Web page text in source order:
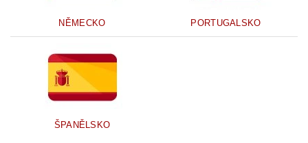
NĚMECKO PORTUGALSKO
ŠPANĚLSKO